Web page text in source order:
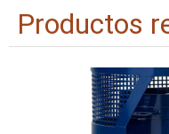
Productos